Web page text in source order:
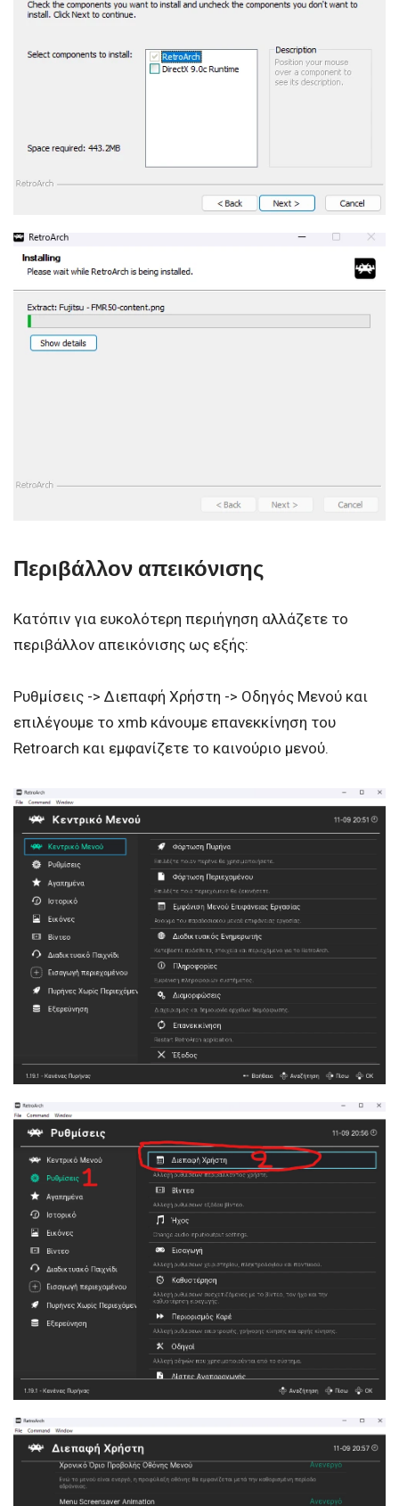
Περιβάλλον απεικόνισης
Κατόπιν για ευκολότερη περιήγηση αλλάζετε το
περιβάλλον απεικόνισης ως εξής:
Ρυθμίσεις -> Διεπαφή Χρήστη -> Οδηγός Μενού και
επιλέγουμε το xmb κάνουμε επανεκκίνηση του
Retroarch και εμφανίζετε το καινούριο μενού.